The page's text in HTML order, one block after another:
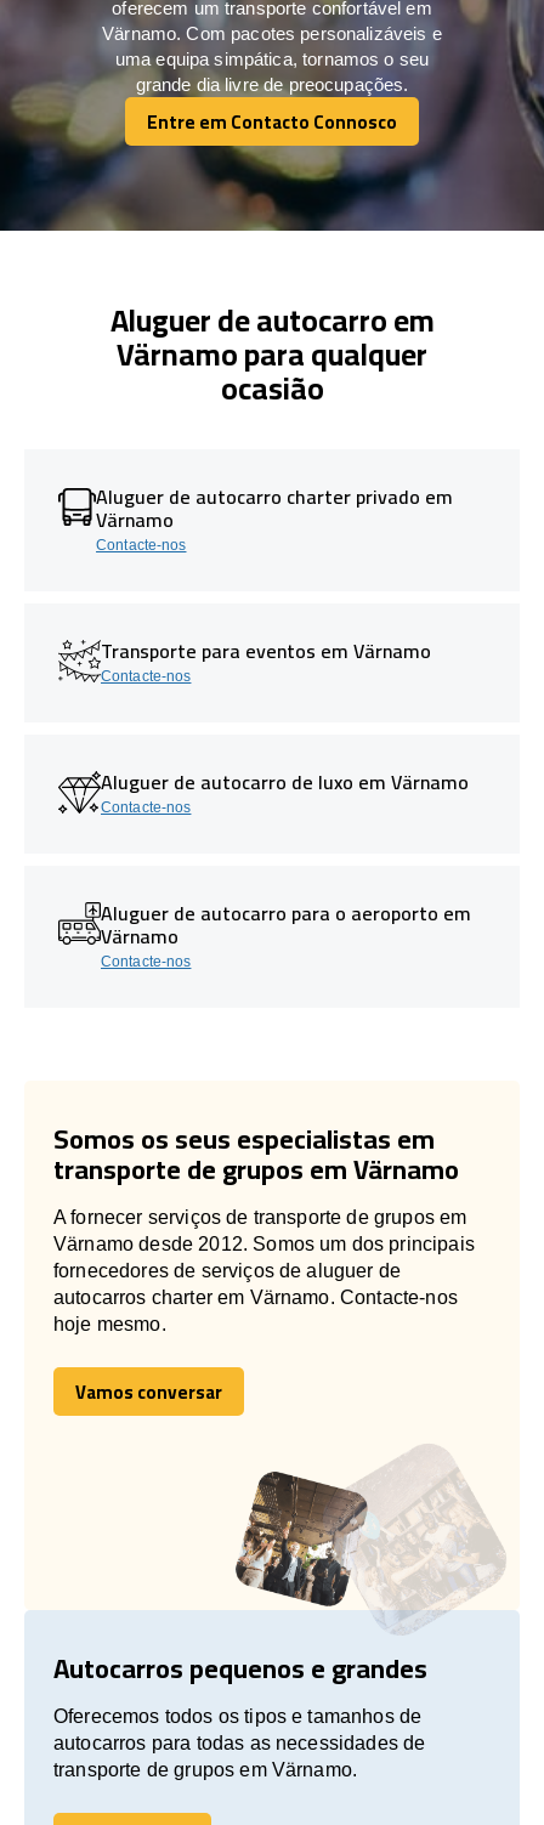
oferecem um transporte confortável em
Värnamo. Com pacotes personalizáveis e
uma equipa simpática, tornamos o seu
grande dia livre de preocupações.
Entre em Contacto Connosco
Entre em Contacto Connosco
Aluguer de autocarro em
Värnamo para qualquer
ocasião
Aluguer de autocarro charter privado em
Värnamo
Contacte-nos
Transporte para eventos em Värnamo
Contacte-nos
Aluguer de autocarro de luxo em Värnamo
Contacte-nos
Aluguer de autocarro para o aeroporto em
Värnamo
Contacte-nos
Somos os seus especialistas em
transporte de grupos em Värnamo
A fornecer serviços de transporte de grupos em
Värnamo desde 2012. Somos um dos principais
fornecedores de serviços de aluguer de
autocarros charter em Värnamo. Contacte-nos
hoje mesmo.
Vamos conversar
Vamos conversar
Autocarros pequenos e grandes
Oferecemos todos os tipos e tamanhos de
autocarros para todas as necessidades de
transporte de grupos em Värnamo.